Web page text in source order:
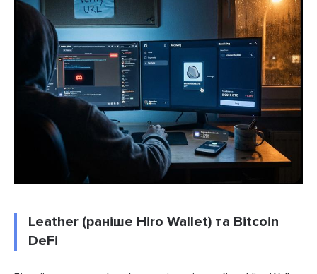
Leather (раніше Hiro Wallet) та Bitcoin
DeFi